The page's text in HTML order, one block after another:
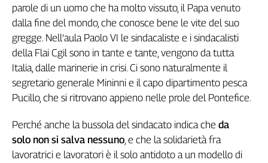
Lavoro
Abruzzo-
Molise
Alto
Adige
Calabria
Campania
Emilia-
parole di un uomo che ha molto vissuto, il Papa venuto
dalla fine del mondo, che conosce bene le vite del suo
gregge. Nell’aula Paolo VI le sindacaliste e i sindacalisti
della Flai Cgil sono in tante e tante, vengono da tutta
Italia, dalle marinerie in crisi. Ci sono naturalmente il
segretario generale Mininni e il capo dipartimento pesca
Pucillo, che si ritrovano appieno nelle prole del Pontefice.
Perché anche la bussola del sindacato indica che da
solo non si salva nessuno, e che la solidarietà fra
lavoratrici e lavoratori è il solo antidoto a un modello di